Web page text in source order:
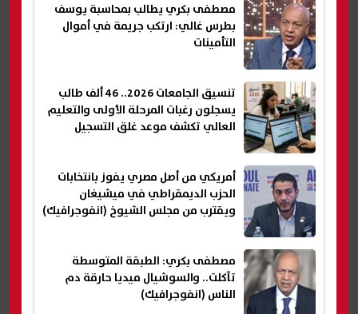
مصطفى بكري يطالب بمحاسبة يوسف
بطرس غالي: ارتكب جريمة في أموال
التأمينات
تنسيق الجامعات 2026.. 46 ألف طالب
يسجلون رغبات المرحلة الأولى والتعليم
العالي تكشف موعد غلق التسجيل
أمريكي من أصل مصري يفوز بانتخابات
الحزب الديمقراطي في ميشيغان
ويقترب من مجلس الشيوخ (انفوجرافيك)
مصطفى بكري: الطبقة المتوسطة
تآكلت.. والسوشيال ميديا حارقة دم
الناس (انفوجرافيك)